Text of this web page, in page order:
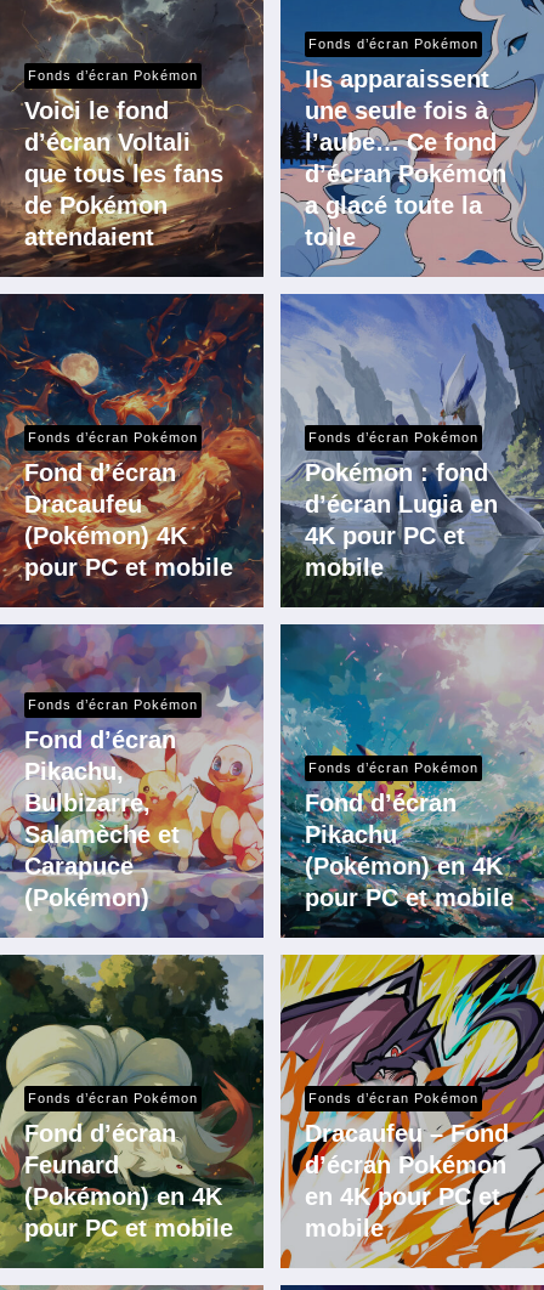
Fonds d’écran Pokémon
Voici le fond
d’écran Voltali
que tous les fans
de Pokémon
attendaient
Fonds d’écran Pokémon
Ils apparaissent
une seule fois à
l’aube… Ce fond
d’écran Pokémon
a glacé toute la
toile
Fonds d’écran Pokémon
Fond d’écran
Dracaufeu
(Pokémon) 4K
pour PC et mobile
Fonds d’écran Pokémon
Pokémon : fond
d’écran Lugia en
4K pour PC et
mobile
Fonds d’écran Pokémon
Fond d’écran
Pikachu,
Bulbizarre,
Salamèche et
Carapuce
(Pokémon)
Fonds d’écran Pokémon
Fond d’écran
Pikachu
(Pokémon) en 4K
pour PC et mobile
Fonds d’écran Pokémon
Fond d’écran
Feunard
(Pokémon) en 4K
pour PC et mobile
Fonds d’écran Pokémon
Dracaufeu – Fond
d’écran Pokémon
en 4K pour PC et
mobile